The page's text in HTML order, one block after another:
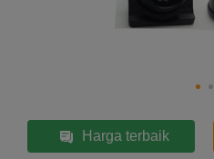
Harga terbaik